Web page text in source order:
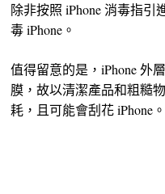
除非按照 iPhone 消毒指
毒 iPhone。
值得留意的是，iPhone 外
膜，故以清潔產品和粗糙
耗，且可能會刮花 iPhone。